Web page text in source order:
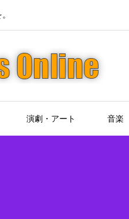
演劇・アート 音楽